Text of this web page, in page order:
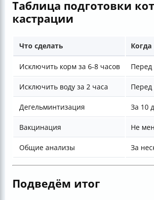
Таблица подготовки
кастрации
Что сделать Когда
Исключить корм за 6-8 часов Перед
Исключить воду за 2 часа Перед
Дегельминтизация За 10
Вакцинация Не
Общие анализы За
Подведём итог